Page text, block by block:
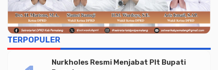
TERPOPULER
Nurkholes Resmi Menjabat Plt Bupati